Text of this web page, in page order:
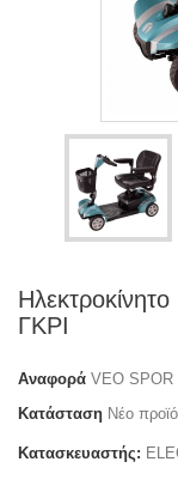
ΓΚΡΙ
Αναφορά VEO SPOR
Κατάσταση Νέο
Κατασκευαστής: